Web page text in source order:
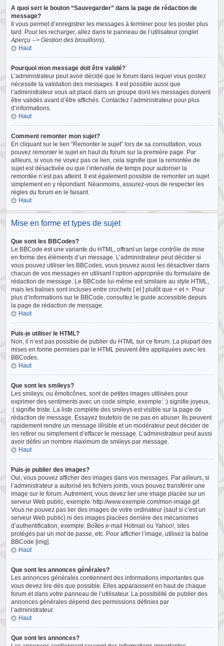
A quoi sert le bouton “Sauvegarder” dans la page de rédaction de
message?
Il vous permet d’enregistrer les messages à terminer pour les poster plus
tard. Pour les recharger, allez dans le panneau de l’utilisateur (onglet
Aperçu --> Gestion des brouillons).
Haut
Pourquoi mon message doit être validé?
L’administrateur peut avoir décidé que le forum dans lequel vous postez
nécessite la validation des messages. Il est possible aussi que
l’administrateur vous ait placé dans un groupe dont les messages doivent
être validés avant d’être affichés. Contactez l’administrateur pour plus
d’informations.
Haut
Comment remonter mon sujet?
En cliquant sur le lien “Remonter le sujet” lors de sa consultation, vous
pouvezremonterle sujet en haut du forum sur la première page. Par
ailleurs, si vous ne voyez pas ce lien, cela signifie que la remontée de
sujet est désactivée ou que l’intervalle de temps pour autoriser la
remontée n’est pas atteint. Il est également possible de remonter un sujet
simplement en y répondant. Néanmoins, assurez-vous de respecter les
règles du forum en le faisant.
Haut
Mise en forme et types de sujet
Que sont les BBCodes?
Le BBCode est une variante du HTML, offrant un large contrôle de mise
en forme des éléments d’un message. L’administrateur peut décider si
vous pouvez utiliser les BBCodes, vous pouvez aussi les désactiver dans
chacun de vos messages en utilisant l’option appropriée du formulaire de
rédaction de message. Le BBCode lui-même est similaire au style HTML,
mais les balises sont incluses entre crochets [ et ] plutôt que < et >. Pour
plus d’informations sur le BBCode, consultez le guide accessible depuis
la page de rédaction de message.
Haut
Puis-je utiliser le HTML?
Non, il n’est pas possible de publier du HTML sur ce forum. La plupart des
mises en forme permises par le HTML peuvent être appliquées avec les
BBCodes.
Haut
Que sont les smileys?
Les smileys, ou émoticônes, sont de petites images utilisées pour
exprimer des sentiments avec un code simple, exemple: :) signifie joyeux,
:( signifie triste. La liste complète des smileys est visible sur la page de
rédaction de message. Essayez toutefois de ne pas en abuser. Ils peuvent
rapidement rendre un message illisible et un modérateur peut décider de
les retirer ou simplement d’effacer le message. L’administrateur peut aussi
avoir défini un nombre maximum de smileys par message.
Haut
Puis-je publier des images?
Oui, vous pouvez afficher des images dans vos messages. Par ailleurs, si
l’administrateur a autorisé les fichiers joints, vous pouvez transférer une
image sur le forum. Autrement, vous devez lier une image placée sur un
serveur Web public, exemple: http://www.exemple.com/mon-image.gif.
Vous ne pouvez pas lier des images de votre ordinateur (sauf si c’est un
serveur Web public) ni des images placées derrière des mécanismes
d’authentification, exemple: Boîtes e-mail Hotmail ou Yahoo!, sites
protégés par un mot de passe, etc. Pour afficher l’image, utilisez la balise
BBCode [img].
Haut
Que sont les annonces générales?
Les annonces générales contiennent des informations importantes que
vous devez lire dès que possible. Elles apparaissent en haut de chaque
forum et dans votre panneau de l’utilisateur. La possibilité de publier des
annonces générales dépend des permissions définies par
l’administrateur.
Haut
Que sont les annonces?